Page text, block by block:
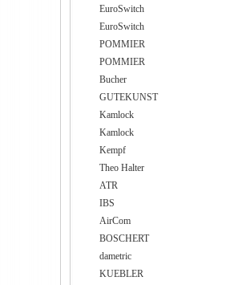
EuroSwitch
EuroSwitch
POMMIER
POMMIER
Bucher
GUTEKUNST
Kamlock
Kamlock
Kempf
Theo Halter
ATR
IBS
AirCom
BOSCHERT
dametric
KUEBLER